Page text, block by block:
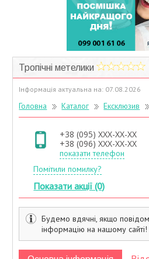
Учасники дисконтної програми
Тропічні метелики
Інформація актуальна на: 07.08.2026
Головна Каталог Ексклюзив
+38 (095) XXX-XX-XX
+38 (096) XXX-XX-XX
показати телефон
Помітили помилку?
Показати акції (0)
Будемо вдячні, якщо
інформацію на нашому сайті!